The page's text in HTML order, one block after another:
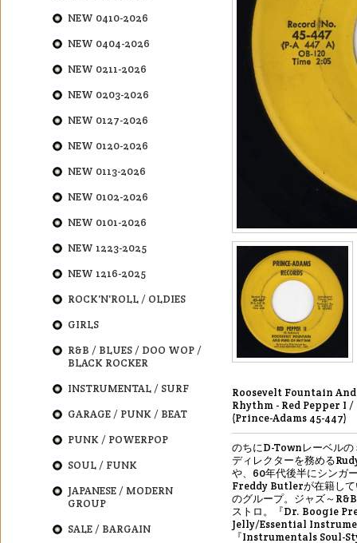
Roosevelt Fountain And
Rhythm - Red Pepper I
(Prince-Adams 45-447)
のちにD-Townレーベルの
ディレクターを務める
や、60年代後半にシンガ
Freddy Butlerが在籍して
のグループ。ジャズ～
ストロ。『Dr. Boogie
Jelly/Essential
『Instrumentals Soul-
NEW 0410-2026
NEW 0404-2026
NEW 0211-2026
NEW 0203-2026
NEW 0127-2026
NEW 0120-2026
NEW 0113-2026
NEW 0102-2026
NEW 0101-2026
NEW 1223-2025
NEW 1216-2025
ROCK'N'ROLL / OLDIES
GIRLS
R&B / BLUES / DOO WOP /
BLACK ROCKER
INSTRUMENTAL / SURF
GARAGE / PUNK / BEAT
PUNK / POWERPOP
SOUL / FUNK
JAPANESE / MODERN
GROUP
SALE / BARGAIN